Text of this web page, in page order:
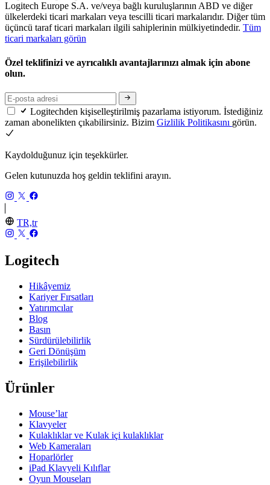
Logitech Europe S.A. ve/veya bağlı kuruluşlarının ABD ve diğer
ülkelerdeki ticari markaları veya tescilli ticari markalarıdır. Diğer tüm
üçüncü taraf ticari markaları ilgili sahiplerinin mülkiyetindedir. Tüm
ticari markaları görün
Özel teklifinizi ve ayrıcalıklı avantajlarınızı almak için abone
olun.
Logitechden kişiselleştirilmiş pazarlama istiyorum. İstediğiniz
zaman abonelikten çıkabilirsiniz. Bizim Gizlilik Politikasını görün.
Kaydolduğunuz için teşekkürler.
Gelen kutunuzda hoş geldin teklifini arayın.
TR,tr
Logitech
Hikâyemiz
Kariyer Fırsatları
Yatırımcılar
Blog
Basın
Sürdürülebilirlik
Geri Dönüşüm
Erişilebilirlik
Ürünler
Mouse’lar
Klavyeler
Kulaklıklar ve Kulak içi kulaklıklar
Web Kameraları
Hoparlörler
iPad Klavyeli Kılıflar
Oyun Mouseları